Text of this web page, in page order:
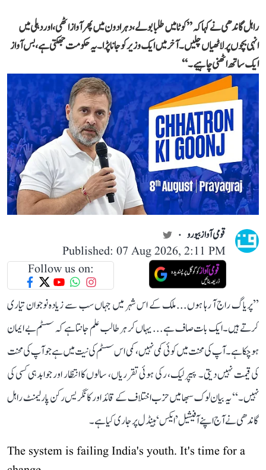
راہل گاندھی نے کہا کہ ’’کوٹا میں طلبا بولے، دہرادون میں پھر آواز اٹھی، اور دہلی میں
انہی بچوں پر لاٹھیاں چلیں۔ آخر میں ایک وزیر کو جانا پڑا۔ یہ حکومت جھکتی ہے، بس آواز
ایک ساتھ اٹھنی چاہیے۔‘‘
قومی آواز بیورو
Published: 07 Aug 2026, 2:11 PM
Follow us on:
’’پریاگ راج آ رہا ہوں... ملک کے اس شہر میں جہاں سب سے زیادہ نوجوان تیاری
کرتے ہیں۔ ایک بات صاف ہے... یہاں کر ہر طالب علم جانتا ہے کہ سسٹم بے ایمان
ہو چکا ہے۔ آپ کی محنت میں کوئی کمی نہیں، کمی اس سسٹم کی نیت میں ہے جو آپ کی محنت
کی قیمت نہیں دیتی۔ پیپر لیک، رکی ہوئی تقرریاں، سالوں کا انتظار اور جوابدہی کسی کی
نہیں۔‘‘ یہ بیان لوک سبھا میں حزب اختلاف کے قائد اور کانگریس رکن پارلیمنٹ راہل
گاندھی نے آج اپنے آفیشیل ’ایکس‘ ہینڈل پر جاری کیا ہے۔
The system is failing India's youth. It's time for a